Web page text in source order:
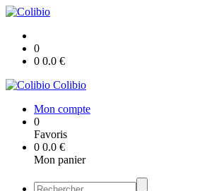
0
0 0.0 €
Colibio
Mon compte
0
Favoris
0 0.0 €
Mon panier